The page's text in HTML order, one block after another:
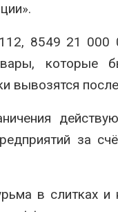
8549 21
после
за
в слитках